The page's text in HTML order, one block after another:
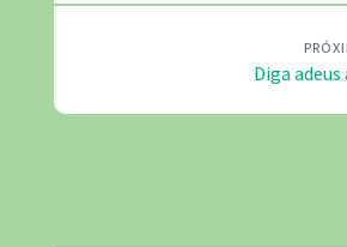
Diga adeus